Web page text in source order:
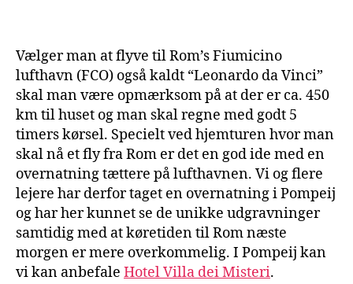
Vælger man at flyve til Rom’s Fiumicino
lufthavn (FCO) også kaldt “Leonardo da Vinci”
skal man være opmærksom på at der er ca. 450
km til huset og man skal regne med godt 5
timers kørsel. Specielt ved hjemturen hvor man
skal nå et fly fra Rom er det en god ide med en
overnatning tættere på lufthavnen. Vi og flere
lejere har derfor taget en overnatning i Pompeij
og har her kunnet se de unikke udgravninger
samtidig med at køretiden til Rom næste
morgen er mere overkommelig. I Pompeij kan
vi kan anbefale Hotel Villa dei Misteri.